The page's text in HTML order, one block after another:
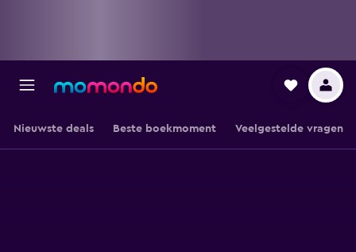
Nieuwste deals Beste boekmoment Veelgestelde vragen